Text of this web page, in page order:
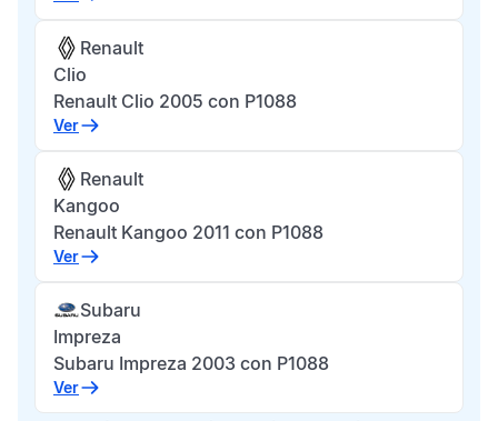
Renault
Clio
Renault Clio 2005 con P1088
Ver
Renault
Kangoo
Renault Kangoo 2011 con P1088
Ver
Subaru
Impreza
Subaru Impreza 2003 con P1088
Ver